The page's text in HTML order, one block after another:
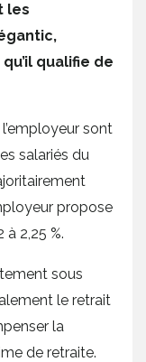
les
qualifie de
sont
salariés du
propose
2,25 %.
sous
le retrait
la
de retraite.